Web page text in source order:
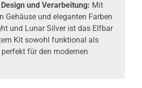
und Verarbeitung: Mit
Gehäuse und eleganten Farben
und Lunar Silver ist das Elfbar
Kit sowohl funktional als
für den modernen